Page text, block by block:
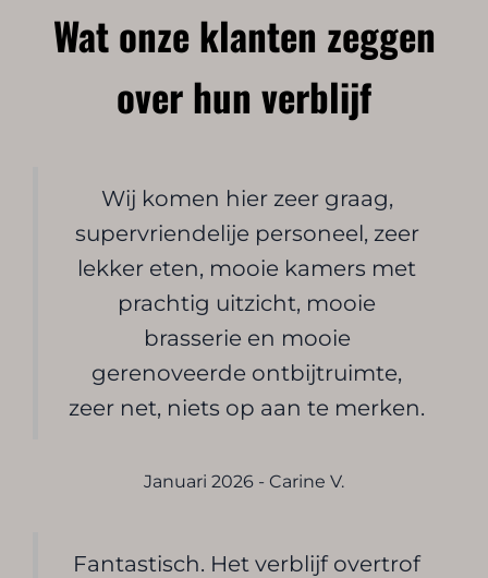
Wat onze klanten zeggen
over hun verblijf
Wij komen hier zeer graag,
supervriendelije personeel, zeer
lekker eten, mooie kamers met
prachtig uitzicht, mooie
brasserie en mooie
gerenoveerde ontbijtruimte,
zeer net, niets op aan te merken.
Januari 2026 - Carine V.
Fantastisch. Het verblijf overtrof